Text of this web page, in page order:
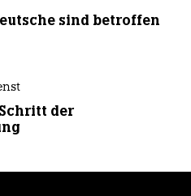
sind betroffen
der